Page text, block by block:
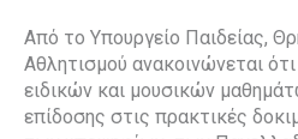
Από το Υπουργείο Παιδείας,
Αθλητισμού ανακοινώνεται
ειδικών και μουσικών
επίδοσης στις πρακτικές